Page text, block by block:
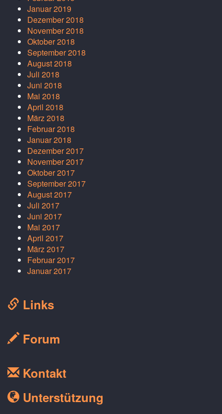
Januar 2019
Dezember 2018
November 2018
Oktober 2018
September 2018
August 2018
Juli 2018
Juni 2018
Mai 2018
April 2018
März 2018
Februar 2018
Januar 2018
Dezember 2017
November 2017
Oktober 2017
September 2017
August 2017
Juli 2017
Juni 2017
Mai 2017
April 2017
März 2017
Februar 2017
Januar 2017
Links
Forum
Kontakt
Unterstützung